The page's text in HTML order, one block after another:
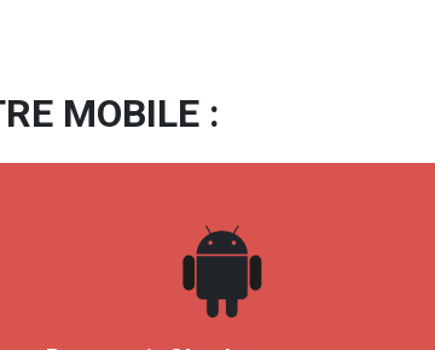
MOBILE :